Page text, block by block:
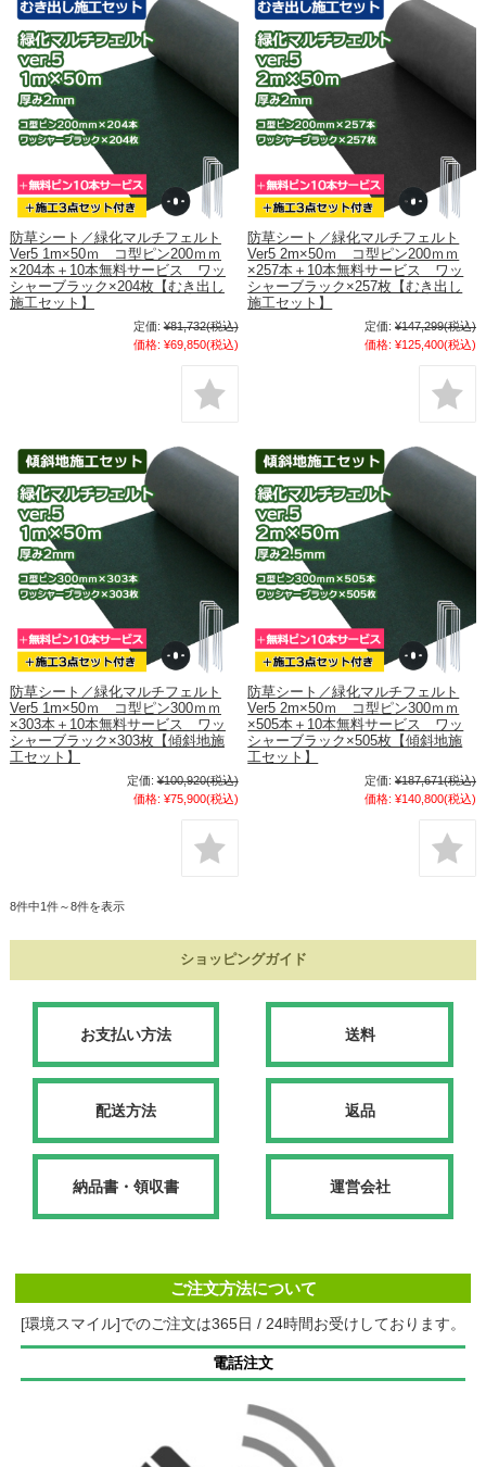
防草シート／緑化マルチフェルト
Ver5 1m×50ｍ コ型ピン200ｍｍ
×204本＋10本無料サービス ワッ
シャーブラック×204枚【むき出し
施工セット】
定価: ¥81,732(税込)
価格: ¥69,850(税込)
防草シート／緑化マルチフェルト
Ver5 2m×50ｍ コ型ピン200ｍｍ
×257本＋10本無料サービス ワッ
シャーブラック×257枚【むき出し
施工セット】
定価: ¥147,299(税込)
価格: ¥125,400(税込)
防草シート／緑化マルチフェルト
Ver5 1m×50ｍ コ型ピン300ｍｍ
×303本＋10本無料サービス ワッ
シャーブラック×303枚【傾斜地施
工セット】
定価: ¥100,920(税込)
価格: ¥75,900(税込)
防草シート／緑化マルチフェルト
Ver5 2m×50ｍ コ型ピン300ｍｍ
×505本＋10本無料サービス ワッ
シャーブラック×505枚【傾斜地施
工セット】
定価: ¥187,671(税込)
価格: ¥140,800(税込)
8件中1件～8件を表示
ショッピングガイド
お支払い方法 送料
配送方法 返品
納品書・領収書 運営会社
ご注文方法について
[環境スマイル]でのご注文は365日 / 24時間お受けしております。
電話注文